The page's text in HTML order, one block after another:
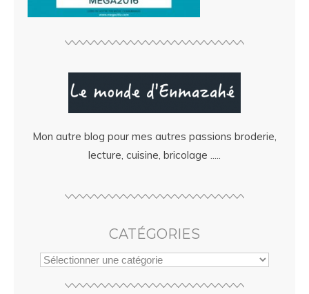
Mon autre blog pour mes autres passions broderie,
lecture, cuisine, bricolage .....
CATÉGORIES